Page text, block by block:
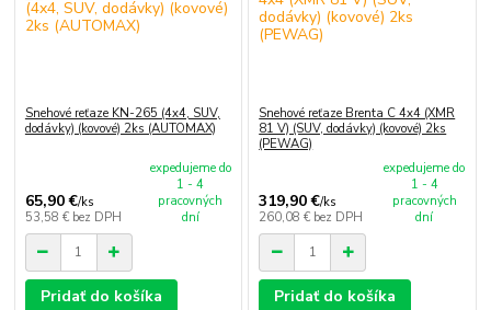
Snehové reťaze KN-265 (4x4, SUV,
dodávky) (kovové) 2ks (AUTOMAX)
65,90 €/ks
53,58 € bez DPH
expedujeme do
1 - 4
pracovných
dní
Pridať do košíka
Snehové reťaze Brenta C 4x4 (XMR
81 V) (SUV, dodávky) (kovové) 2ks
(PEWAG)
319,90 €/ks
260,08 € bez DPH
expedujeme do
1 - 4
pracovných
dní
Pridať do košíka